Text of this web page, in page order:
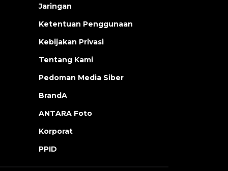
Jaringan
Ketentuan Penggunaan
Kebijakan Privasi
Tentang Kami
Pedoman Media Siber
BrandA
ANTARA Foto
Korporat
PPID